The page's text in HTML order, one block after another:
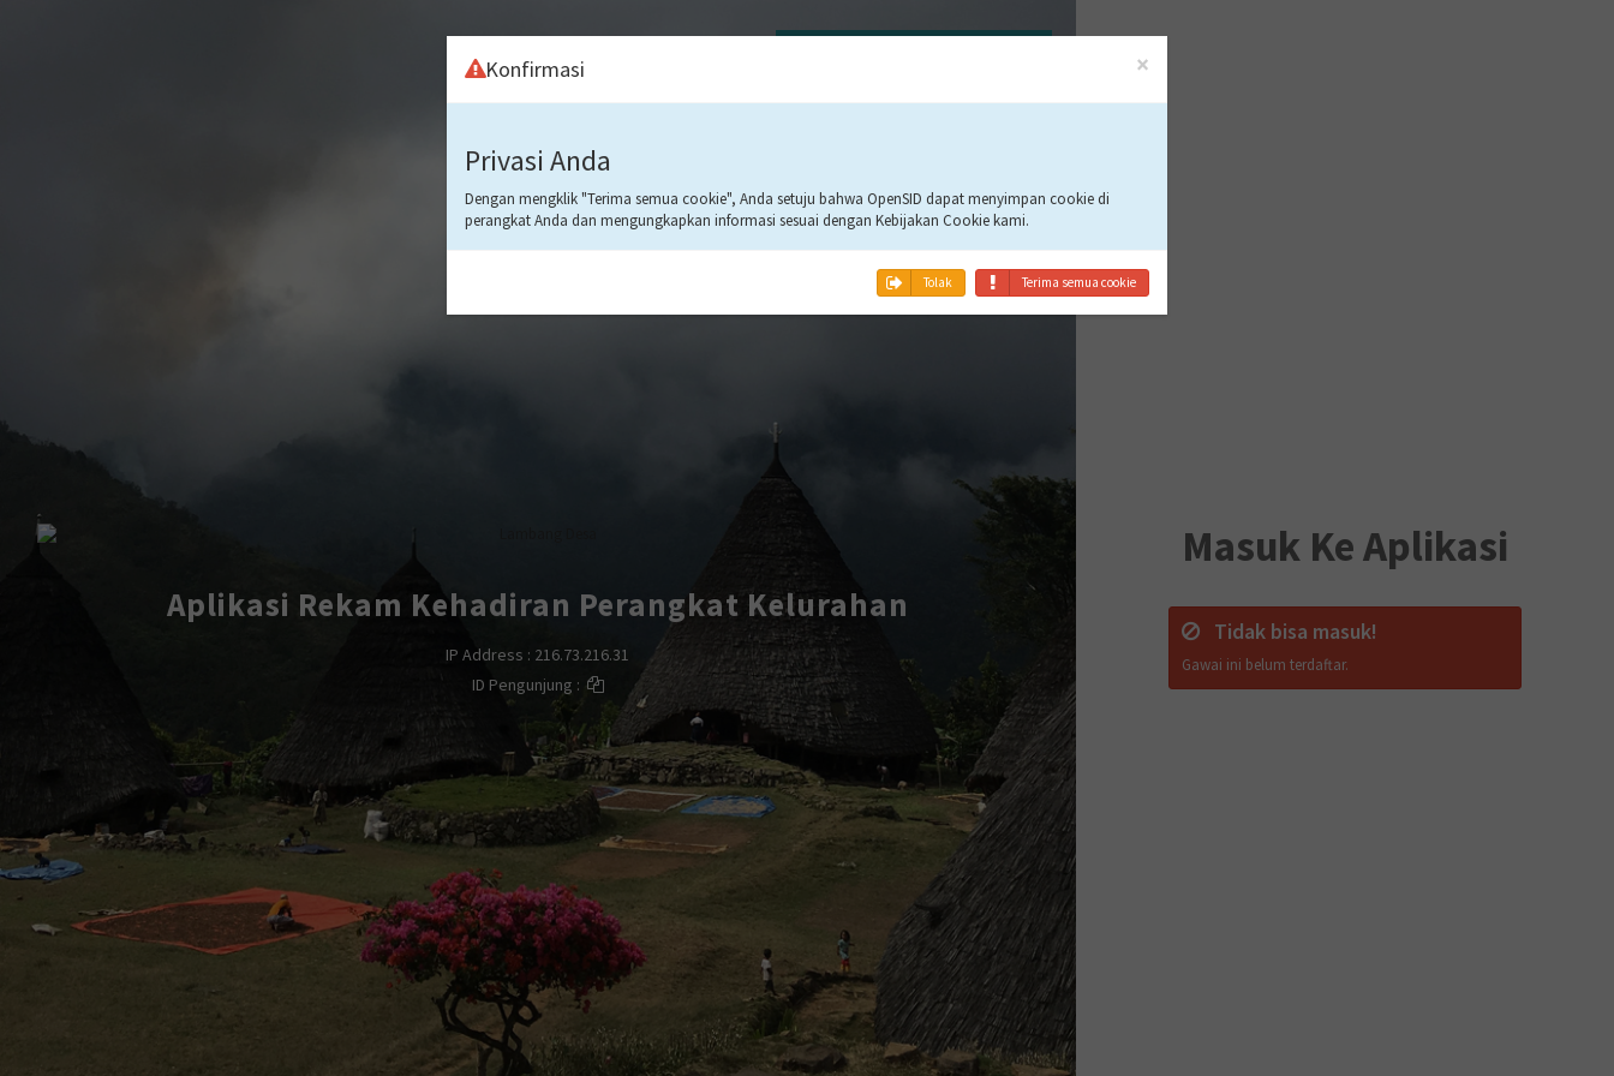
×
Konfirmasi
Privasi Anda
Dengan mengklik "Terima semua cookie", Anda setuju bahwa OpenSID dapat menyimpan cookie di
perangkat Anda dan mengungkapkan informasi sesuai dengan Kebijakan Cookie kami.
Tolak Terima semua cookie
Aplikasi Rekam Kehadiran Perangkat Kelurahan
IP Address : 216.73.216.31
ID Pengunjung :
1:59:38
Masuk Ke Aplikasi
Tidak bisa masuk!
Gawai ini belum terdaftar.